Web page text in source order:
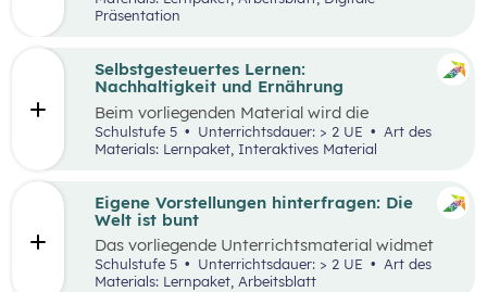
Eigene Vorstellungen hinterfragen: Die
Welt ist bunt
Das vorliegende Unterrichtsmaterial widmet
sich dem Thema Stereotype – insbesondere in
Bezug auf Afrika – und kann als Einstieg in das
Schulstufe 5 Unterrichtsdauer: > 2 UE
Materials: Lernpaket, Arbeitsblatt
behandelt.
Präsentation
Selbstgesteuertes Lernen:
Nachhaltigkeit und Ernährung
Beim vorliegenden Material wird die
Lernumgebung viachabaDoozur Verfügung
gestellt und mit einem analogen Lernplan (M2)
Schulstufe 5 Unterrichtsdauer: > 2 UE
Materials: Lernpaket, Interaktives Material